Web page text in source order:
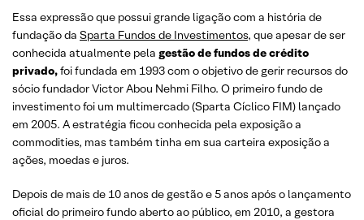
Essa expressão que possui grande ligação com a história de
fundação da Sparta Fundos de Investimentos, que apesar de ser
conhecida atualmente pela gestão de fundos de crédito
privado,foi fundada em 1993 com o objetivo de gerir recursos do
sócio fundador Victor Abou Nehmi Filho. O primeiro fundo de
investimento foi um multimercado (Sparta Cíclico FIM) lançado
em 2005. A estratégia ficou conhecida pela exposição a
commodities, mas também tinha em sua carteira exposição a
ações, moedas e juros.
Depois de mais de 10 anos de gestão e 5 anos após o lançamento
oficial do primeiro fundo aberto ao público, em 2010, a gestora